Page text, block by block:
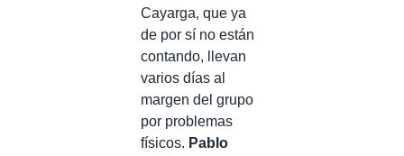
Cayarga, que ya
de por sí no están
contando, llevan
varios días al
margen del grupo
por problemas
físicos. Pablo